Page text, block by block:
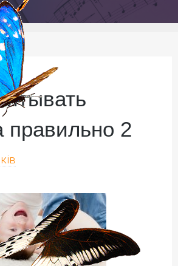
правильно 2